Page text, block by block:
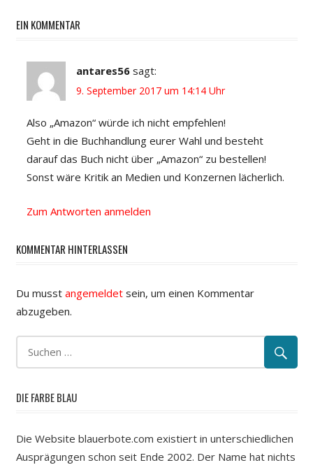
EIN KOMMENTAR
antares56 sagt:
9. September 2017 um 14:14 Uhr
Also „Amazon“ würde ich nicht empfehlen!
Geht in die Buchhandlung eurer Wahl und besteht
darauf das Buch nicht über „Amazon“ zu bestellen!
Sonst wäre Kritik an Medien und Konzernen lächerlich.
Zum Antworten anmelden
KOMMENTAR HINTERLASSEN
Du musst angemeldetsein, um einen Kommentar
abzugeben.
DIE FARBE BLAU
Die Website blauerbote.com existiert in unterschiedlichen
Ausprägungen schon seit Ende 2002. Der Name hat nichts